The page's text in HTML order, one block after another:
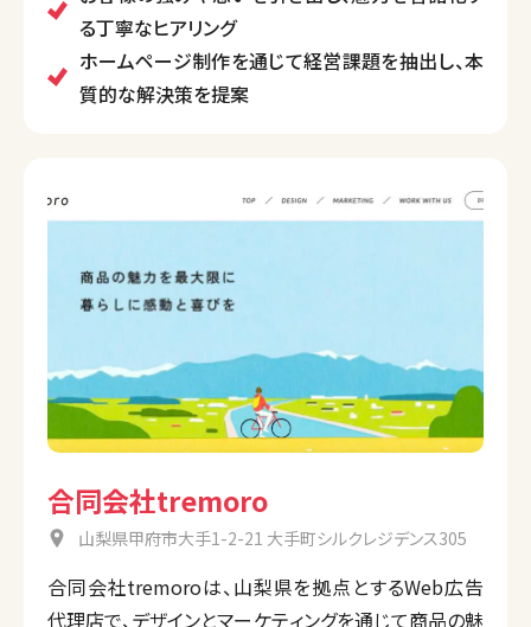
わかりやすい説明に力を入れています。
る丁寧なヒアリング
ホームページ制作を通じて経営課題を抽出し、本
質的な解決策を提案
合同会社tremoro
山梨県甲府市大手1-2-21 大手町シルクレジデンス305
合同会社tremoroは、山梨県を拠点とするWeb広告
代理店で、デザインとマーケティングを通じて商品の魅